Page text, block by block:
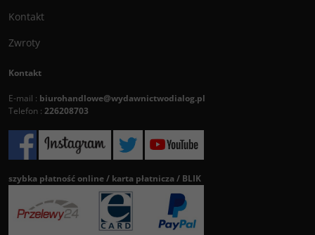
Kontakt
Zwroty
Kontakt
E-mail : biurohandlowe@wydawnictwodialog.pl
Telefon : 226208703
szybka płatność online / karta płatnicza / BLIK